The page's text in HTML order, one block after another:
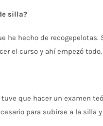
silla?
he hecho de
el curso y ahí empezó todo.
que hacer un examen
para subirse a la silla